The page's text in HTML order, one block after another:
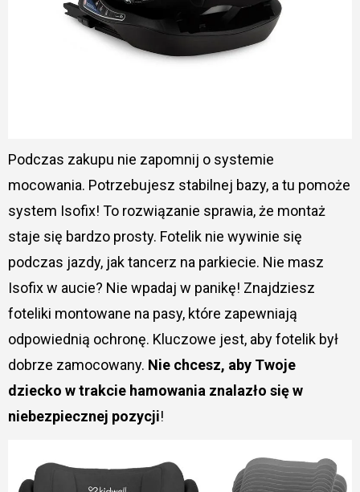
Podczas zakupu nie zapomnij o systemie
mocowania. Potrzebujesz stabilnej bazy, a tu pomoże
system Isofix! To rozwiązanie sprawia, że montaż
staje się bardzo prosty. Fotelik nie wywinie się
podczas jazdy, jak tancerz na parkiecie. Nie masz
Isofix w aucie? Nie wpadaj w panikę! Znajdziesz
foteliki montowane na pasy, które zapewniają
odpowiednią ochronę. Kluczowe jest, aby fotelik był
dobrze zamocowany. Nie chcesz, aby Twoje
dziecko w trakcie hamowania znalazło się w
niebezpiecznej pozycji!